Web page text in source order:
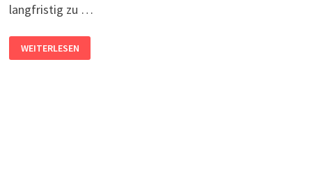
langfristig zu …
KOMMENTARFUNKTION
FÜR
WEITERLESEN